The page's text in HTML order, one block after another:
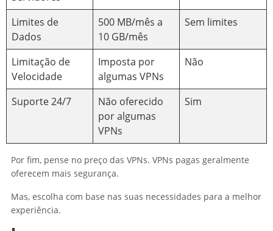
Limites de
Dados
500 MB/mês a
10 GB/mês
Sem limites
Limitação de
Velocidade
Imposta por
algumas VPNs
Não
Suporte 24/7
Não oferecido
por algumas
VPNs
Sim
Por fim, pense no preço das VPNs. VPNs pagas geralmente
oferecem mais segurança.
Mas, escolha com base nas suas necessidades para a melhor
experiência.